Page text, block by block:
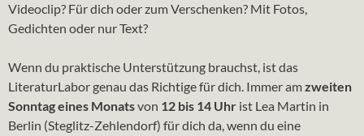
Videoclip? Für dich oder zum Verschenken? Mit Fotos,
Gedichten oder nur Text?
Wenn du praktische Unterstützung brauchst, ist das
LiteraturLabor genau das Richtige für dich. Immer amzweiten
Sonntag eines Monatsvon 12 bis 14 Uhr ist Lea Martin in
Berlin (Steglitz-Zehlendorf) für dich da, wenn du eine